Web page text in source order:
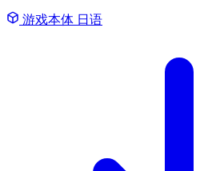
游戏本体 日语